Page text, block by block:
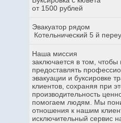
от 1500 рублей
Эвакуатор рядом
Котельнический 5 й
Наша миссия
заключается в том,
предоставлять
эвакуации и буксировке
клиентов, сохраняя при
производительность
помогаем людям. Мы
отношения к нашим
исключительный сервис